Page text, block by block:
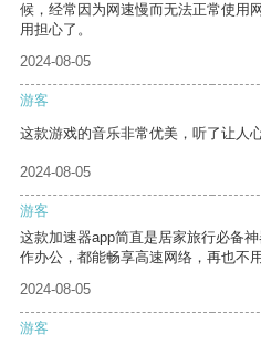
候，经常因为网速慢而无法正常使用
用担心了。
2024-08-05
游客
这款游戏的音乐非常优美，听了让人
2024-08-05
游客
这款加速器app简直是居家旅行必备
作办公，都能畅享高速网络，再也不
2024-08-05
游客